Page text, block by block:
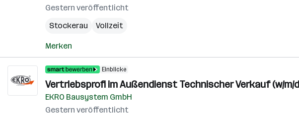
Gestern veröffentlicht
Stockerau
Vollzeit
Merken
Einblicke
Vertriebsprofi im Außendienst Technischer Verkauf (w/m/
EKRO Bausystem GmbH
Gestern veröffentlicht